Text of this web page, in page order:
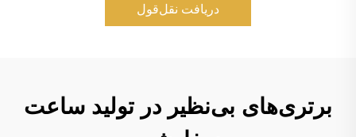
دریافت نقل‌قول
برتری‌های بی‌نظیر در تولید ساعت